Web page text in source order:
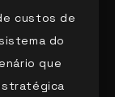
custos de
do
que